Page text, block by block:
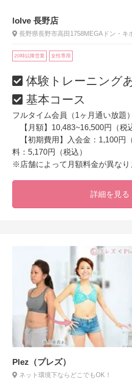
loIve 長野店
長野県長野市高田1758MEGAドン・キ
20時以降営業 女性専用
体験トレーニング
基本コース
フルタイム会員（1ヶ月通い放題）
【月額】10,483~16,500円（税
【初期費用】入会金：1,100円
料：5,170円（税込）
※店舗によって月額料金が異なり
詳細を見る
Plez（プレズ）
ネット環境下ならどこでもOK！